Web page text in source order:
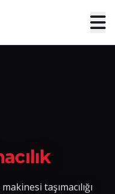
taşımacılığı